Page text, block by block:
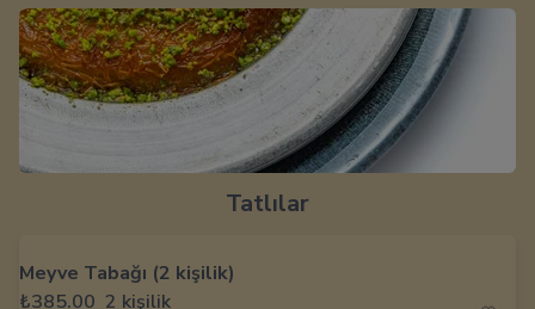
Tatlılar
Meyve Tabağı (2 kişilik)
₺385.00 2 kişilik